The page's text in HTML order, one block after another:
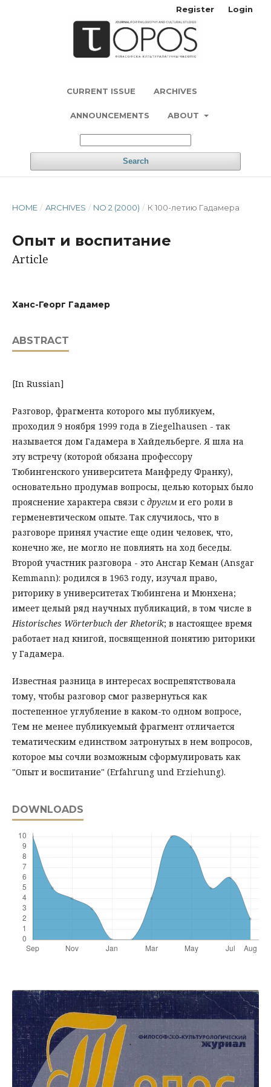
CURRENT ISSUE ARCHIVES
ANNOUNCEMENTS ABOUT
Search
Register Login
HOME / ARCHIVES / NO 2 (2000) / К 100-летию Гадамера
Опыт и воспитание
Article
Ханс-Георг Гадамер
ABSTRACT
[In Russian]
Разговор, фрагмента которого мы публикуем,
проходил 9 ноября 1999 года в Ziegelhausen - так
называется дом Гадамера в Хайдельберге. Я шла на
эту встречу (которой обязана профессору
Тюбингенского университета Манфреду Франку),
основательно продумав вопросы, целью которых было
прояснение характера связи с другим и его роли в
герменевтическом опыте. Так случилось, что в
разговоре принял участие еще один человек, что,
конечно же, не могло не повлиять на ход беседы.
Второй участник разговора - это Ансгар Кеман (Ansgar
Kemmann): родился в 1963 году, изучал право,
риторику в университетах Тюбингена и Мюнхена;
имеет целый ряд научных публикаций, в том числе в
Historisches Wörterbuch der Rhetorik; в настоящее время
работает над книгой, посвященной понятию риторики
у Гадамера.
Известная разница в интересах воспрепятствовала
тому, чтобы разговор смог развернуться как
постепенное углубление в каком-то одном вопросе,
Тем не менее публикуемый фрагмент отличается
тематическим единством затронутых в нем вопросов,
которое мы сочли возможным сформулировать как
"Опыт и воспитание" (Erfahrung und Erziehung).
DOWNLOADS